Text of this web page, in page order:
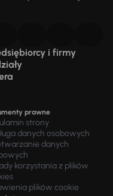
i firmy
prawne
strony
danych osobowych
danych
korzystania z plików
plików cookie